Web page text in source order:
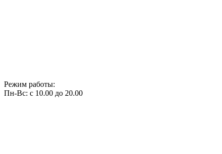
Режим работы:
Пн-Вс: с 10.00 до 20.00